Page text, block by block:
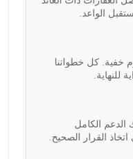
الواعد.
خفية. كل خطواتنا
للنهاية.
الدعم الكامل
القرار الصحيح.